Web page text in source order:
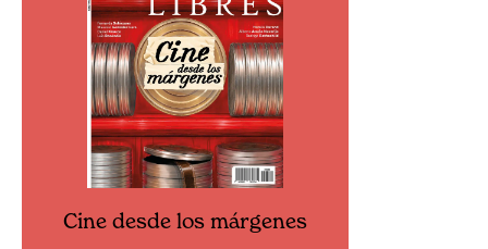
Cine desde los márgenes